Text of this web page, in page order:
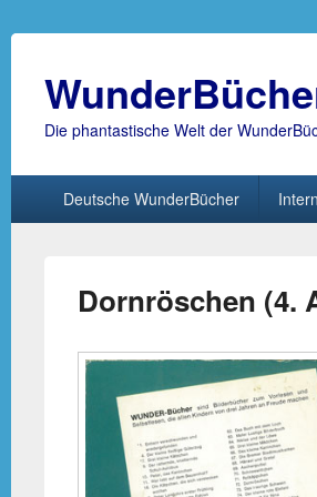
Die phantastische Welt der
Deutsche WunderBücher
Dornröschen (4.